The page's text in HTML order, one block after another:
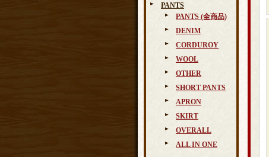
PANTS
PANTS (全商品)
DENIM
CORDUROY
WOOL
OTHER
SHORT PANTS
APRON
SKIRT
OVERALL
ALL IN ONE